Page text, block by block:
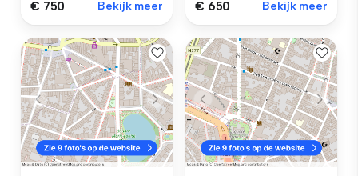
€ 750 Bekijk meer € 650 Bekijk meer